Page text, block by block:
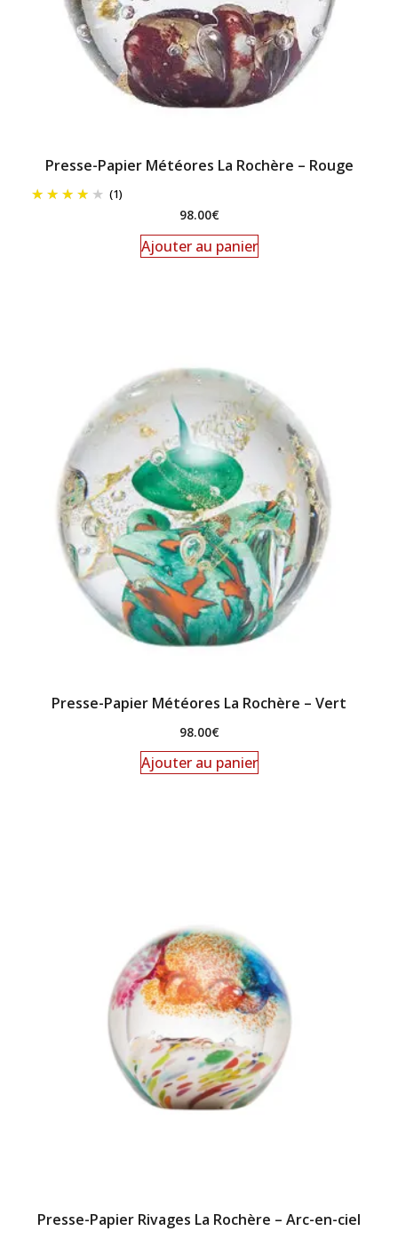
Presse-Papier Météores La Rochère – Rouge
(1)
98.00€
Ajouter au panier
Presse-Papier Météores La Rochère – Vert
98.00€
Ajouter au panier
Presse-Papier Rivages La Rochère – Arc-en-ciel